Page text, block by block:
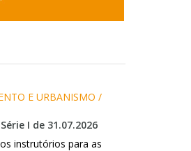
E URBANISMO /
I de 31.07.2026
instrutórios para as